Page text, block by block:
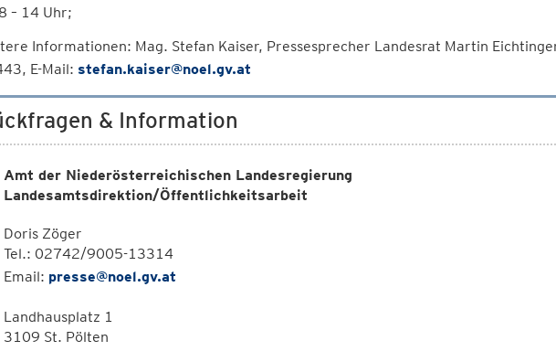
– 14 Uhr;
Informationen: Mag. Stefan Kaiser, Pressesprecher Landesrat Martin
E-Mail: stefan.kaiser@noel.gv.at
& Information
Amt der Niederösterreichischen Landesregierung
Landesamtsdirektion/Öffentlichkeitsarbeit
Doris Zöger
Tel.: 02742/9005-13314
Email: presse@noel.gv.at
Landhausplatz 1
3109 St. Pölten